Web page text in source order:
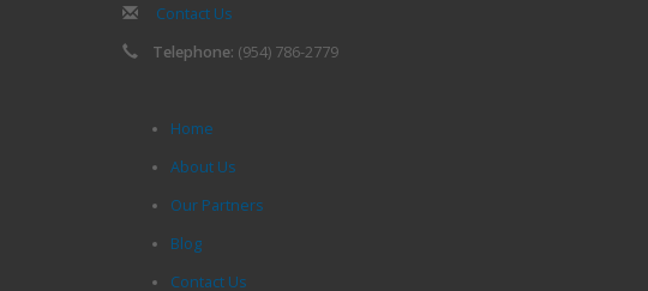
Contact Us
Telephone: (954) 786-2779
Home
About Us
Our Partners
Blog
Contact Us